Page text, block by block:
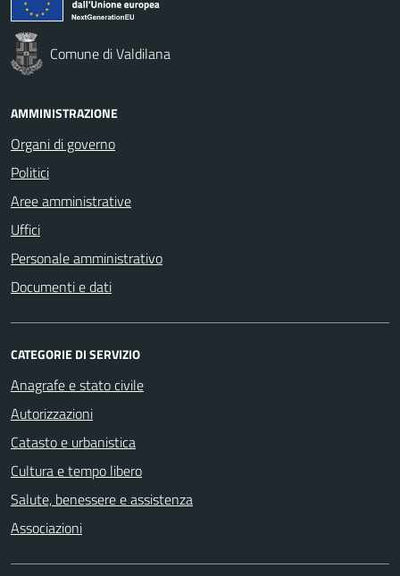
Comune di Valdilana
AMMINISTRAZIONE
Organi di governo
Politici
Aree amministrative
Uffici
Personale amministrativo
Documenti e dati
CATEGORIE DI SERVIZIO
Anagrafe e stato civile
Autorizzazioni
Catasto e urbanistica
Cultura e tempo libero
Salute, benessere e assistenza
Associazioni